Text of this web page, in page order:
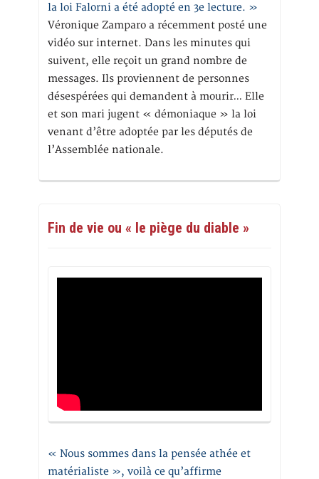
la loi Falorni a été adopté en 3e lecture. »
Véronique Zamparo a récemment posté une
vidéo sur internet. Dans les minutes qui
suivent, elle reçoit un grand nombre de
messages. Ils proviennent de personnes
désespérées qui demandent à mourir… Elle
et son mari jugent « démoniaque » la loi
venant d’être adoptée par les députés de
l’Assemblée nationale.
Fin de vie ou « le piège du diable »
« Nous sommes dans la pensée athée et
matérialiste », voilà ce qu’affirme